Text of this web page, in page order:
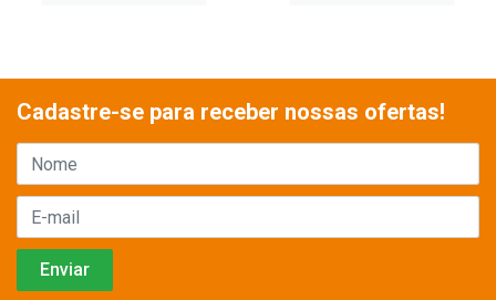
Cadastre-se para receber nossas ofertas!